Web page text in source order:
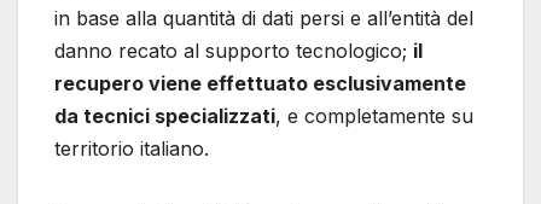
in base alla quantità di dati persi e all’entità del
danno recato al supporto tecnologico; il
recupero viene effettuato esclusivamente
da tecnici specializzati, e completamente su
territorio italiano.